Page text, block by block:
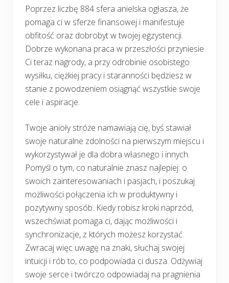
Poprzez liczbę 884 sfera anielska ogłasza, że
pomaga ci w sferze finansowej i manifestuje
obfitość oraz dobrobyt w twojej egzystencji.
Dobrze wykonana praca w przeszłości przyniesie
Ci teraz nagrody, a przy odrobinie osobistego
wysiłku, ciężkiej pracy i staranności będziesz w
stanie z powodzeniem osiągnąć wszystkie swoje
cele i aspiracje.
Twoje anioły stróże namawiają cię, byś stawiał
swoje naturalne zdolności na pierwszym miejscu i
wykorzystywał je dla dobra własnego i innych.
Pomyśl o tym, co naturalnie znasz najlepiej: o
swoich zainteresowaniach i pasjach, i poszukaj
możliwości połączenia ich w produktywny i
pozytywny sposób. Kiedy robisz kroki naprzód,
wszechświat pomaga ci, dając możliwości i
synchronizacje, z których możesz korzystać.
Zwracaj więc uwagę na znaki, słuchaj swojej
intuicji i rób to, co podpowiada ci dusza. Odżywiaj
swoje serce i twórczo odpowiadaj na pragnienia